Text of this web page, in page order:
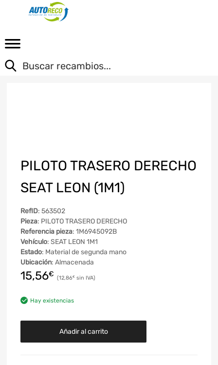
PILOTO TRASERO DERECHO
SEAT LEON (1M1)
RefID: 563502
Pieza: PILOTO TRASERO DERECHO
Referencia pieza: 1M6945092B
Vehículo: SEAT LEON 1M1
Estado: Material de segunda mano
Ubicación: Almacenada
15,56€ 12,86€
Hay existencias
Añadir al carrito